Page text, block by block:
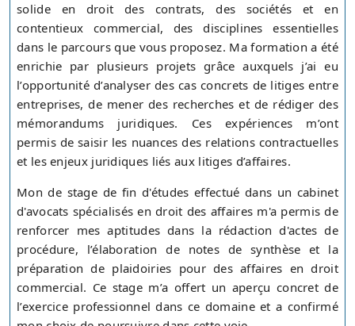
solide en droit des contrats, des sociétés et en
contentieux commercial, des disciplines essentielles
dans le parcours que vous proposez. Ma formation a été
enrichie par plusieurs projets grâce auxquels j’ai eu
l’opportunité d’analyser des cas concrets de litiges entre
entreprises, de mener des recherches et de rédiger des
mémorandums juridiques. Ces expériences m’ont
permis de saisir les nuances des relations contractuelles
et les enjeux juridiques liés aux litiges d’affaires.
Mon de stage de fin d'études effectué dans un cabinet
d'avocats spécialisés en droit des affaires m'a permis de
renforcer mes aptitudes dans la rédaction d'actes de
procédure, l’élaboration de notes de synthèse et la
préparation de plaidoiries pour des affaires en droit
commercial. Ce stage m’a offert un aperçu concret de
l’exercice professionnel dans ce domaine et a confirmé